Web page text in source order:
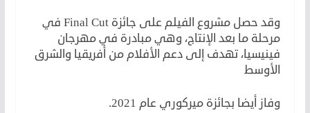
وقد حصل مشروع الفيلم على جائزة Final Cut في
مرحلة ما بعد الإنتاج، وهي مبادرة في مهرجان
فينيسيا، تهدف إلى دعم الأفلام من أفريقيا والشرق
الأوسط
وفاز أيضا بجائزة ميركوري عام 2021.